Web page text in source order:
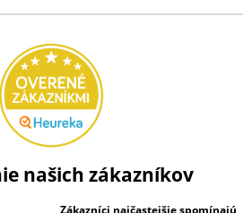
našich zákazníkov
Zákazníci najčastejšie spomínajú